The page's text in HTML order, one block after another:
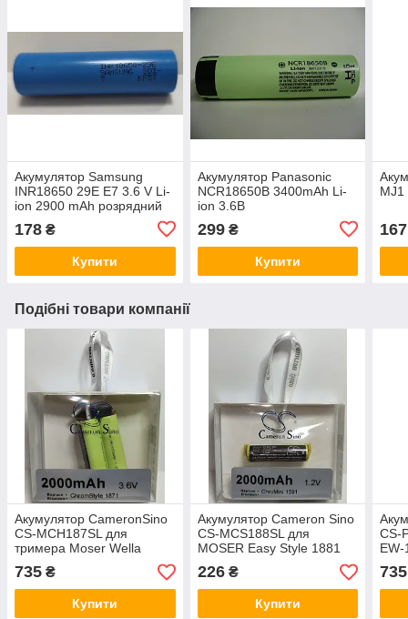
Акумулятор Samsung
INR18650 29E E7 3.6 V Li-
ion 2900 mAh розрядний
178 ₴
Купити
Акумулятор Panasonic
NCR18650B 3400mAh Li-
ion 3.6В
299₴
Купити
MJ1
167
Подібні товари компанії
Акумулятор CameronSino
CS-MCH187SL для
тримера Moser Wella
Academy Super Cordless
NiMh 3.6V 2000mAh
735 ₴
Купити
Акумулятор Cameron Sino
CS-MCS188SL для
MOSER Easy Style 1881
Wella Contura HS40 HS61
1.2V 2000mAh
226₴
Купити
CS-
AA
735